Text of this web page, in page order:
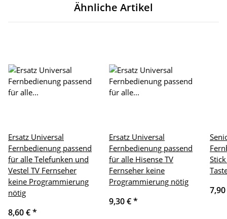
Ähnliche Artikel
Ersatz Universal
Fernbedienung passend
für alle Telefunken und
Vestel TV Fernseher
keine Programmierung
nötig
8,60 €*
Ersatz Universal
Fernbedienung passend
für alle Hisense TV
Fernseher keine
Programmierung nötig
9,30 €*